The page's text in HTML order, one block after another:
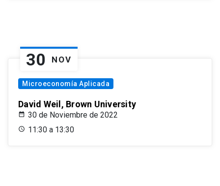
30 NOV
Microeconomía Aplicada
David Weil, Brown University
30 de Noviembre de 2022
11:30 a 13:30